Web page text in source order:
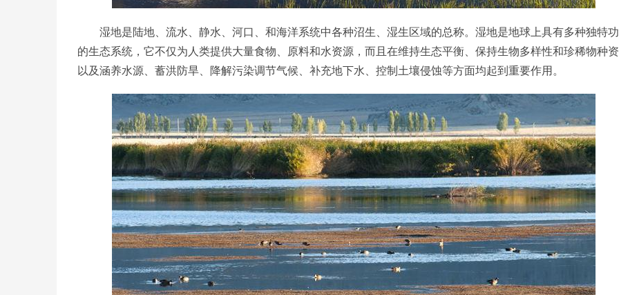
湿地是陆地、流水、静水、河口、和海洋系统中各种沼生、湿生区域的总称。湿地是地球上具有多种独特
的生态系统，它不仅为人类提供大量食物、原料和水资源，而且在维持生态平衡、保持生物多样性和珍稀物种
以及涵养水源、蓄洪防旱、降解污染调节气候、补充地下水、控制土壤侵蚀等方面均起到重要作用。